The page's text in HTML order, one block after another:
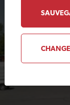
Votre